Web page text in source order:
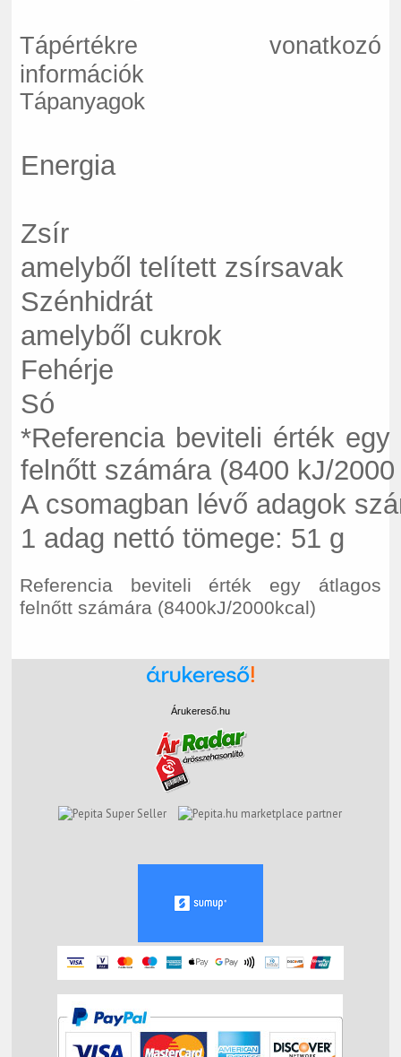
Tápértékre vonatkozó
információk
Tápanyagok
Energia
Zsír
amelyből telített zsírsavak
Szénhidrát
amelyből cukrok
Fehérje
Só
*Referencia beviteli érték egy
felnőtt számára (8400 kJ/
A csomagban lévő adagok
1 adag nettó tömege: 51 g
Referencia beviteli érték egy átlagos
felnőtt számára (8400kJ/2000kcal)
Árukereső.hu
marketplace partner